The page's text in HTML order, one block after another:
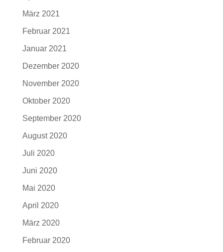
März 2021
Februar 2021
Januar 2021
Dezember 2020
November 2020
Oktober 2020
September 2020
August 2020
Juli 2020
Juni 2020
Mai 2020
April 2020
März 2020
Februar 2020